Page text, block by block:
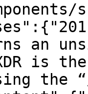
an
is
the